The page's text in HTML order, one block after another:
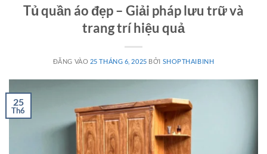
Tủ quần áo đẹp – Giải pháp lưu trữ và
trang trí hiệu quả
ĐĂNG VÀO 25 THÁNG 6, 2025 BỞI SHOPTHAIBINH
25
Th6